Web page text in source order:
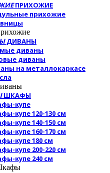
ПРИХОЖИЕ
прихожие
ДИВАНЫ
диваны
диваны
на металлокаркасе
ШКАФЫ
купе
купе 120-130 см
купе 140-150 см
купе 160-170 см
купе 180 см
купе 200-220 см
купе 240 см